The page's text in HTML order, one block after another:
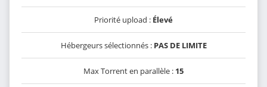
Priorité upload : Élevé
Hébergeurs sélectionnés : PAS DE LIMITE
Max Torrent en parallèle : 15